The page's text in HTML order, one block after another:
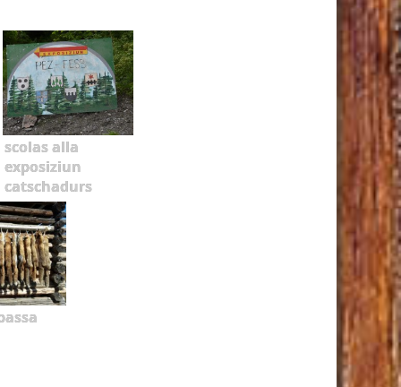
scolas alla
exposiziun
catschadurs